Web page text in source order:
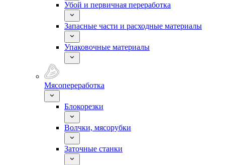
Убой и первичная переработка
Запасные части и расходные материалы
Упаковочные материалы
Мясопереработка
Блокорезки
Волчки, мясорубки
Заточные станки